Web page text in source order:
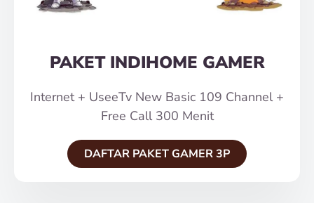
PAKET INDIHOME GAMER
Internet + UseeTv New Basic 109 Channel +
Free Call 300 Menit
DAFTAR PAKET GAMER 3P